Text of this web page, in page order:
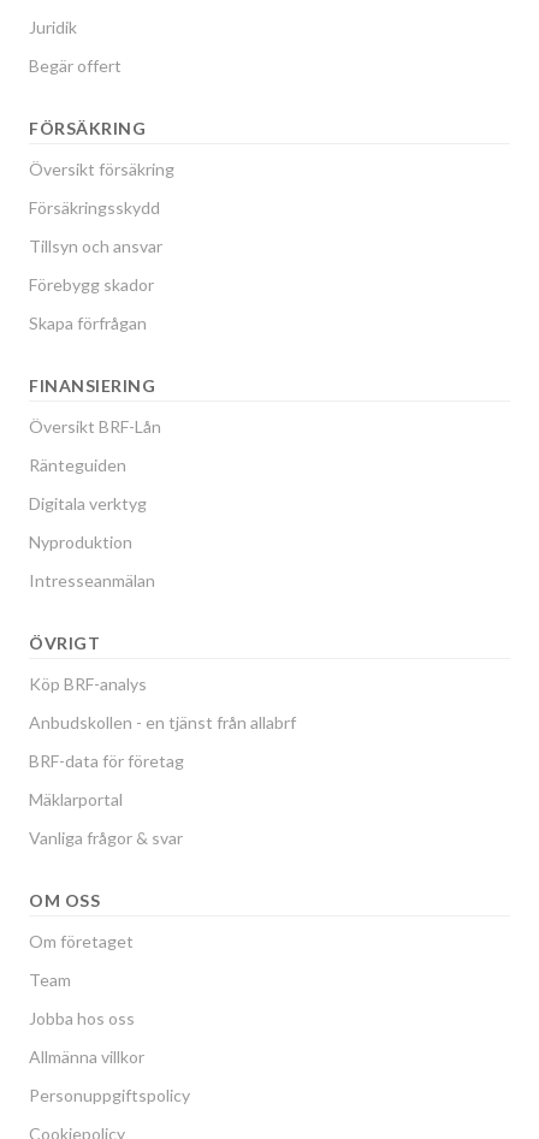
Juridik
Begär offert
FÖRSÄKRING
Översikt försäkring
Försäkringsskydd
Tillsyn och ansvar
Förebygg skador
Skapa förfrågan
FINANSIERING
Översikt BRF-Lån
Ränteguiden
Digitala verktyg
Nyproduktion
Intresseanmälan
ÖVRIGT
Köp BRF-analys
Anbudskollen - en tjänst från allabrf
BRF-data för företag
Mäklarportal
Vanliga frågor & svar
OM OSS
Om företaget
Team
Jobba hos oss
Allmänna villkor
Personuppgiftspolicy
Cookiepolicy